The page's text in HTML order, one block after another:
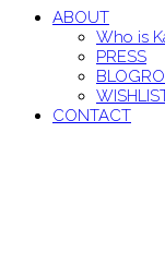
ABOUT
Who is
PRESS
CONTACT